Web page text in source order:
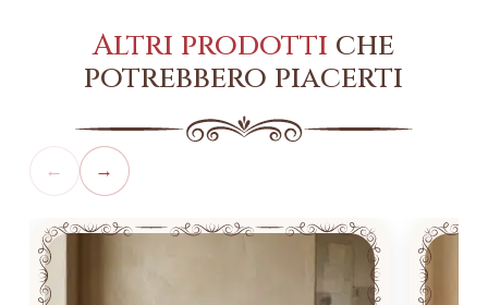
Altri prodotti che
potrebbero piacerti
← →